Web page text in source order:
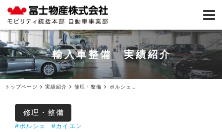
輸入車整備 実績紹介
トップページ 実績紹介 修理・整備
修理・整備
#ポルシェ #カイエン